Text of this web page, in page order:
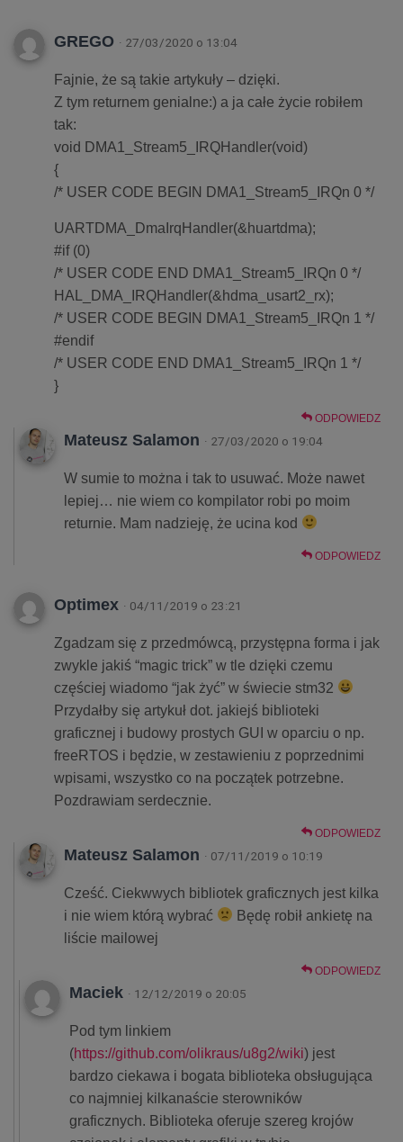
GREGO · 27/03/2020 o 13:04
Fajnie, że są takie artykuły – dzięki.
Z tym returnem genialne:) a ja całe życie robiłem
tak:
void DMA1_Stream5_IRQHandler(void)
{
/* USER CODE BEGIN DMA1_Stream5_IRQn 0 */
UARTDMA_DmaIrqHandler(&huartdma);
#if (0)
/* USER CODE END DMA1_Stream5_IRQn 0 */
HAL_DMA_IRQHandler(&hdma_usart2_rx);
/* USER CODE BEGIN DMA1_Stream5_IRQn 1 */
#endif
/* USER CODE END DMA1_Stream5_IRQn 1 */
}
ODPOWIEDZ
Mateusz Salamon · 27/03/2020 o 19:04
W sumie to można i tak to usuwać. Może nawet
lepiej… nie wiem co kompilator robi po moim
returnie. Mam nadzieję, że ucina kod
ODPOWIEDZ
Optimex · 04/11/2019 o 23:21
Zgadzam się z przedmówcą, przystępna forma i jak
zwykle jakiś “magic trick” w tle dzięki czemu
częściej wiadomo “jak żyć” w świecie stm32
Przydałby się artykuł dot. jakiejś biblioteki
graficznej i budowy prostych GUI w oparciu o np.
freeRTOS i będzie, w zestawieniu z poprzednimi
wpisami, wszystko co na początek potrzebne.
Pozdrawiam serdecznie.
ODPOWIEDZ
Mateusz Salamon · 07/11/2019 o 10:19
Cześć. Ciekwwych bibliotek graficznych jest kilka
i nie wiem którą wybrać
Będę robił ankietę na
liście mailowej
ODPOWIEDZ
Maciek · 12/12/2019 o 20:05
Pod tym linkiem
(https://github.com/olikraus/u8g2/wiki) jest
bardzo ciekawa i bogata biblioteka obsługująca
co najmniej kilkanaście sterowników
graficznych. Biblioteka oferuje szereg krojów